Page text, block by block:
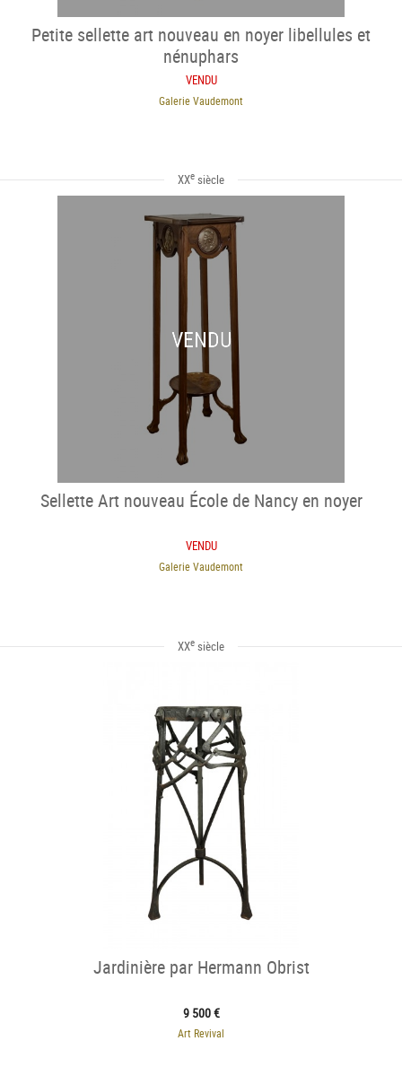
Petite sellette art nouveau en noyer libellules et
nénuphars
VENDU
Galerie Vaudemont
XXe siècle
VENDU
Sellette Art nouveau École de Nancy en noyer
VENDU
Galerie Vaudemont
XXe siècle
Jardinière par Hermann Obrist
9 500 €
Art Revival